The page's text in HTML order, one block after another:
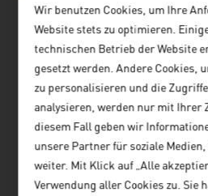
Wir benutzen Cookies, um Ihre
Website stets zu optimieren.
technischen Betrieb der Website
gesetzt werden. Andere Cookies,
zu personalisieren und die
analysieren, werden nur mit Ihrer
diesem Fall geben wir
unsere Partner für soziale
weiter. Mit Klick auf „Alle
Verwendung aller Cookies zu. Sie
Postleitzahl*
Ort*
Telefon*